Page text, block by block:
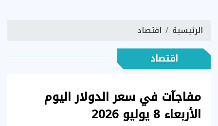
الرئيسية اقتصاد
اقتصاد
مفاجآت في سعر الدولار اليوم
الأربعاء 8 يوليو 2026